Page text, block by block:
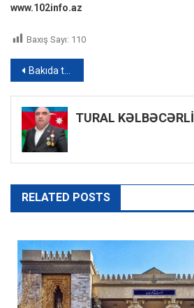
www.102info.az
Baxış Sayı: 110
Yazı
naviqasiyası
Bakıda tamada toyda BIÇAQLANDI, oğlu xəsarət aldı
TURAL KƏLBƏCƏRLİ
RELATED POSTS